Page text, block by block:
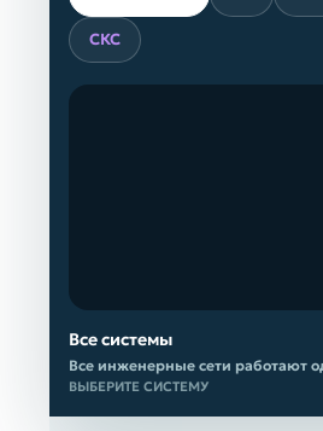
СКС
Все системы
Все инженерные сети работают
ВЫБЕРИТЕ СИСТЕМУ